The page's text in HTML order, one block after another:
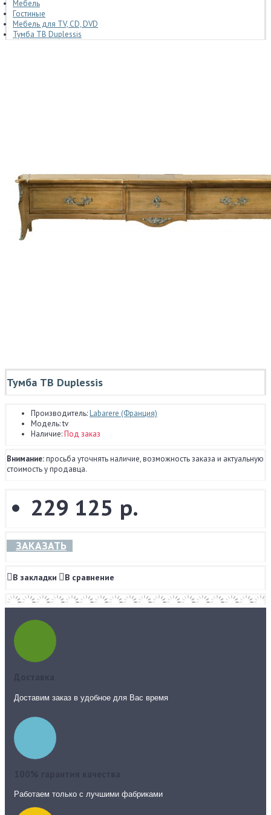
Мебель
Гостиные
Мебель для TV, CD, DVD
Тумба ТВ Duplessis
Тумба ТВ Duplessis
Производитель:Labarere (Франция)
Модель:tv
Наличие:Под заказ
Внимание:просьба уточнять наличие, возможность заказа и актуальную
стоимость у продавца.
229 125 р.
ЗАКАЗАТЬ
В закладки В сравнение
Доставим заказ в удобное для Вас время
Работаем только с лучшими фабриками